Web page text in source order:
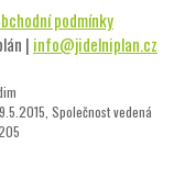
podmínky
| info@jidelniplan.cz
Společnost vedená